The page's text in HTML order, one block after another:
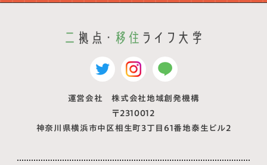
運営会社 株式会社地域創発機構
〒2310012
神奈川県横浜市中区相生町3丁目61番地泰生ビル2